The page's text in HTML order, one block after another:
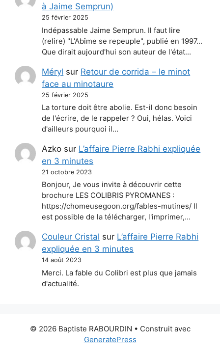
à Jaime Semprun)
25 février 2025
Indépassable Jaime Semprun. Il faut lire
(relire) "L'Abîme se repeuple", publié en 1997...
Que dirait aujourd'hui son auteur de l'état…
Méryl sur Retour de corrida – le minot
face au minotaure
25 février 2025
La torture doit être abolie. Est-il donc besoin
de l'écrire, de le rappeler ? Oui, hélas. Voici
d'ailleurs pourquoi il…
Azko sur L’affaire Pierre Rabhi expliquée
en 3 minutes
21 octobre 2023
Bonjour, Je vous invite à découvrir cette
brochure LES COLIBRIS PYROMANES :
https://chomeusegoon.org/fables-mutines/ Il
est possible de la télécharger, l'imprimer,…
Couleur Cristal sur L’affaire Pierre Rabhi
expliquée en 3 minutes
14 août 2023
Merci. La fable du Colibri est plus que jamais
d'actualité.
© 2026 Baptiste RABOURDIN • Construit avec
GeneratePress